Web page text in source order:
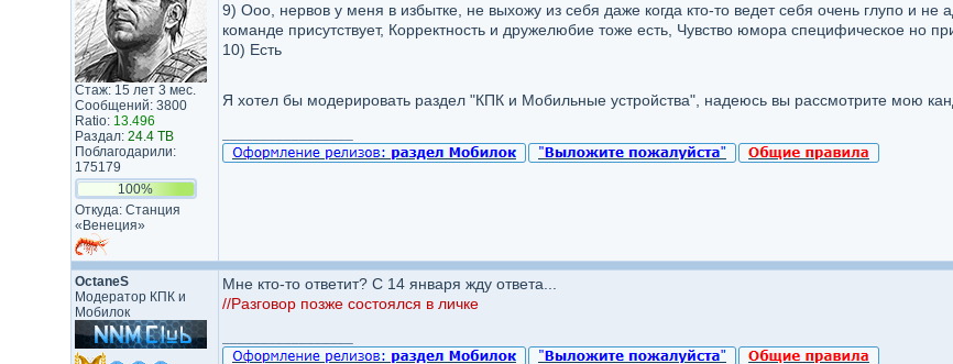
Стаж: 15 лет 3 мес.
Сообщений: 3800
Ratio: 13.496
Раздал: 24.4 TB
Поблагодарили:
175179
100%
Откуда: Станция
«Венеция»
9) Ооо, нервов у меня в избытке, не выхожу из себя даже когда кто-то ведет себя очень глупо и не
команде присутствует, Корректность и дружелюбие тоже есть, Чувство юмора специфическое но
10) Есть
Я хотел бы модерировать раздел "КПК и Мобильные устройства", надеюсь вы рассмотрите мою
OctaneS
Модератор КПК и
Мобилок
Мне кто-то ответит? C 14 января жду ответа...
//Разговор позже состоялся в личке